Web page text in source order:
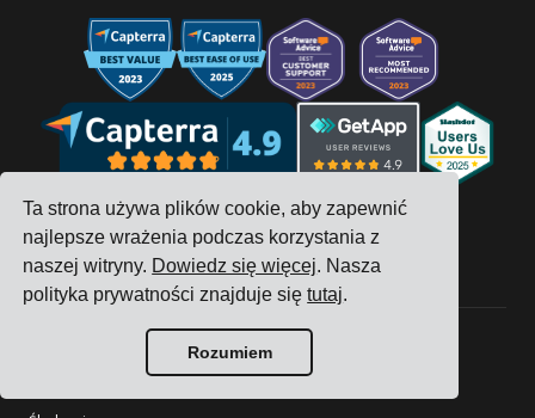
Ta strona używa plików cookie, aby zapewnić
najlepsze wrażenia podczas korzystania z
naszej witryny. Dowiedz się więcej. Nasza
polityka prywatności znajduje siętutaj.
Rozumiem